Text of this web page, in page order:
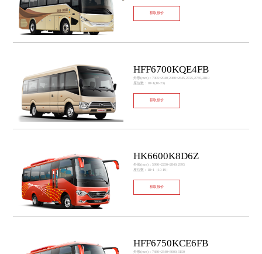
获取报价
HFF6700KQE4FB
外形(mm)：7005×2040,2080×2645,2725,2785,2810
座位数：18+1(10-23)
获取报价
HK6600K8D6Z
外形(mm)：5990×2250×2840,2995
座位数：18+1（10-19）
获取报价
HFF6750KCE6FB
外形(mm)：7480×2340×3000,3150